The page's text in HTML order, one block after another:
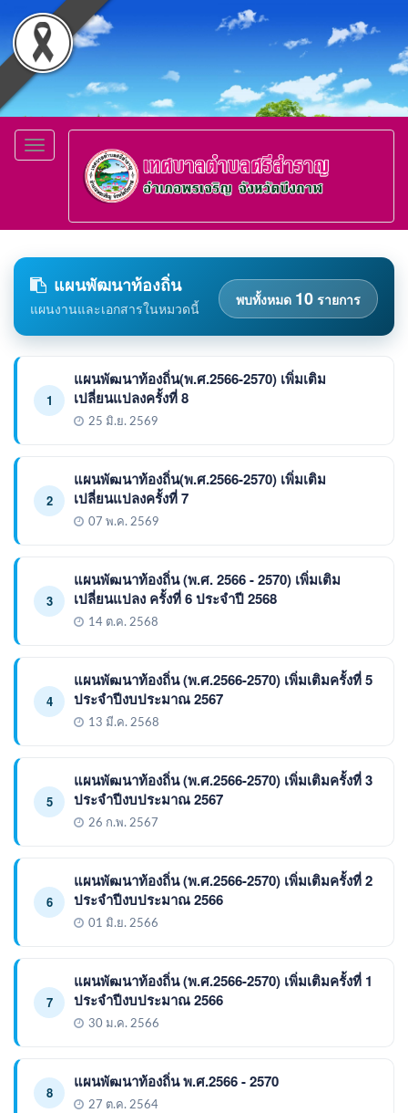
Toggle
navigation
แผนพัฒนาท้องถิ่น
แผนงานและเอกสารในหมวดนี้
พบทั้งหมด 10 รายการ
1
แผนพัฒนาท้องถิ่น(พ.ศ.2566-2570) เพิ่มเติม
เปลี่ยนแปลงครั้งที่ 8
25 มิ.ย. 2569
2
แผนพัฒนาท้องถิ่น(พ.ศ.2566-2570) เพิ่มเติม
เปลี่ยนแปลงครั้งที่ 7
07 พ.ค. 2569
3
แผนพัฒนาท้องถิ่น (พ.ศ. 2566 - 2570) เพิ่มเติม
เปลี่ยนแปลง ครั้งที่ 6 ประจำปี 2568
14 ต.ค. 2568
4
แผนพัฒนาท้องถิ่น (พ.ศ.2566-2570) เพิ่มเติมครั้งที่ 5
ประจำปีงบประมาณ 2567
13 มี.ค. 2568
5
แผนพัฒนาท้องถิ่น (พ.ศ.2566-2570) เพิ่มเติมครั้งที่ 3
ประจำปีงบประมาณ 2567
26 ก.พ. 2567
6
แผนพัฒนาท้องถิ่น (พ.ศ.2566-2570) เพิ่มเติมครั้งที่ 2
ประจำปีงบประมาณ 2566
01 มิ.ย. 2566
7
แผนพัฒนาท้องถิ่น (พ.ศ.2566-2570) เพิ่มเติมครั้งที่ 1
ประจำปีงบประมาณ 2566
30 ม.ค. 2566
8
แผนพัฒนาท้องถิ่น พ.ศ.2566 - 2570
27 ต.ค. 2564